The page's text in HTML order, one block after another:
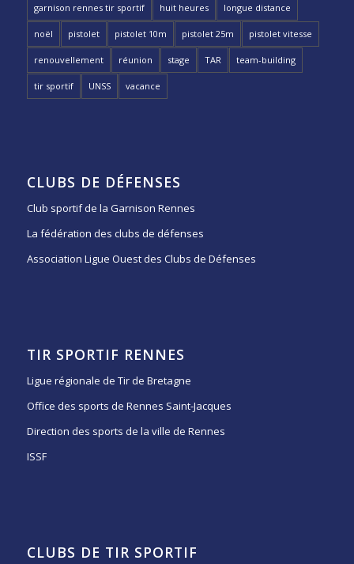
garnison rennes tir sportif huit heures longue distance
noël pistolet pistolet 10m pistolet 25m pistolet vitesse
renouvellement réunion stage TAR team-building
tir sportif UNSS vacance
CLUBS DE DÉFENSES
Club sportif de la Garnison Rennes
La fédération des clubs de défenses
Association Ligue Ouest des Clubs de Défenses
TIR SPORTIF RENNES
Ligue régionale de Tir de Bretagne
Office des sports de Rennes Saint-Jacques
Direction des sports de la ville de Rennes
ISSF
CLUBS DE TIR SPORTIF